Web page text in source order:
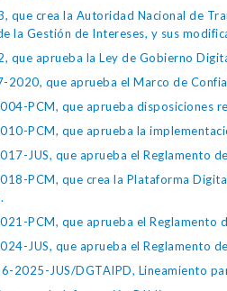
que crea la Autoridad Nacional de
la Gestión de Intereses, y sus
que aprueba la Ley de Gobierno
2020, que aprueba el Marco de
PCM, que aprueba disposiciones
PCM, que aprueba la
JUS, que aprueba el Reglamento
PCM, que crea la Plataforma
PCM, que aprueba el Reglamento
JUS, que aprueba el Reglamento
2025-JUS/DGTAIPD, Lineamiento